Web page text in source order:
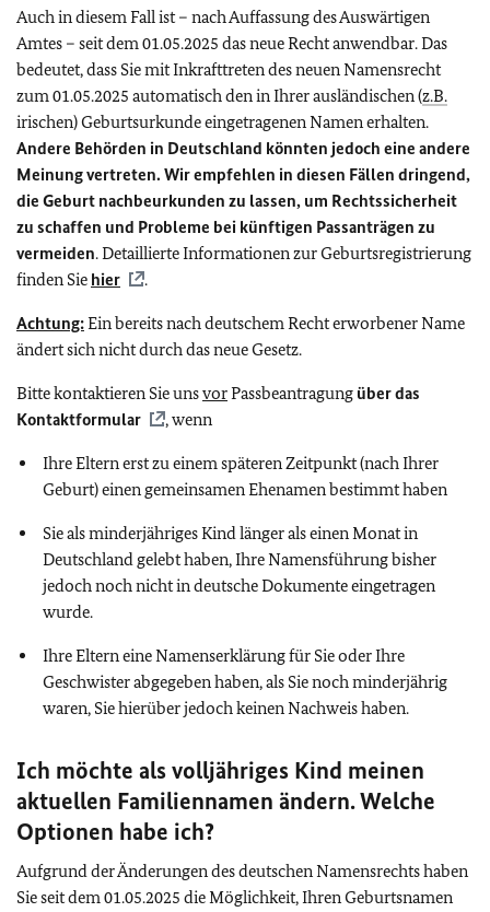
Auch in diesem Fall ist – nach Auffassung des Auswärtigen
Amtes – seit dem 01.05.2025 das neue Recht anwendbar. Das
bedeutet, dass Sie mit Inkrafttreten des neuen Namensrecht
zum 01.05.2025 automatisch den in Ihrer ausländischen (z.B.
irischen) Geburtsurkunde eingetragenen Namen erhalten.
Andere Behörden in Deutschland könnten jedoch eine andere
Meinung vertreten. Wir empfehlen in diesen Fällen dringend,
die Geburt nachbeurkunden zu lassen, um Rechtssicherheit
zu schaffen und Probleme bei künftigen Passanträgen zu
vermeiden. Detaillierte Informationen zur Geburtsregistrierung
finden Sie hier .
Achtung:Ein bereits nach deutschem Recht erworbener Name
ändert sich nicht durch das neue Gesetz.
Bitte kontaktieren Sie unsvorPassbeantragung über das
Kontaktformular
, wenn
Ihre Eltern erst zu einem späteren Zeitpunkt (nach Ihrer
Geburt) einen gemeinsamen Ehenamen bestimmt haben
Sie als minderjähriges Kind länger als einen Monat in
Deutschland gelebt haben, Ihre Namensführung bisher
jedoch noch nicht in deutsche Dokumente eingetragen
wurde.
Ihre Eltern eine Namenserklärung für Sie oder Ihre
Geschwister abgegeben haben, als Sie noch minderjährig
waren, Sie hierüber jedoch keinen Nachweis haben.
Ich möchte als volljähriges Kind meinen
aktuellen Familiennamen ändern. Welche
Optionen habe ich?
Aufgrund der Änderungen des deutschen Namensrechts haben
Sie seit dem 01.05.2025 die Möglichkeit, Ihren Geburtsnamen